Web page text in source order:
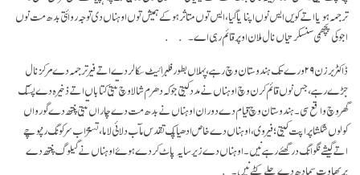
ترجمہ ہویا اتے کویں ایس نوں اپنایا گیا، ایس توں متاثر ہو کے ہمیش توں اوہناں دی توجہ روائتی بدھ مت نوں
اجوکی پچھمی سنسکرتیاں نال ملان اوپر قائم رہی اے۔
ڈاکٹر برزن ۲۹ ورے تک ہندوستان وچ رہے، پہلاں بطور فلبرائیٹ سکالر دے اتے فیر ترجمہ دے مرکز نال
جڑے رہے، جس نوں قائم کرن وچ اوہناں نے مدد کیتی جو کہ دھرم شالا وچ تبتی کتاباں اتے ذخیرہ دے پستک
گھر وچ واقع سی۔ ہندوستان وچ قیام دے دوران اوہناں نے بدھ مت دے چاراں تبتی پنتھ دے گورواں
کولوں شکشا پراپت کیتی؛ فیر وی، اوہناں دے خاص ادھیاپک تقدس مآب دلائی لاما، تسنژاب سرکونگ رنپوچے
اتے گیشے نگوانگ درگھئے رہے نیں۔ اوہناں دے زیر سایہ پاٹ کردے ہوۓ اوہناں نے گیلوگ پنتھ دے
پربھاوت سمادھ دے چلے کٹے نیں۔